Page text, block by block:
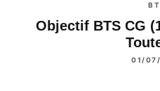
Objectif BTS CG
01/